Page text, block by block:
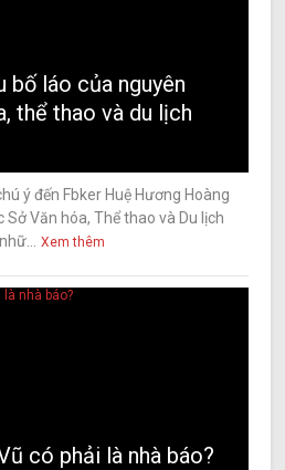
bố láo của nguyên
thể thao và du lịch
ý đến Fbker Huệ Hương Hoàng
Văn hóa, Thể thao và Du lịch
Xem thêm
có phải là nhà báo?